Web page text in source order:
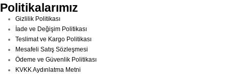
Politikalarımız
Gizlilik Politikası
İade ve Değişim Politikası
Teslimat ve Kargo Politikası
Mesafeli Satış Sözleşmesi
Ödeme ve Güvenlik Politikası
KVKK Aydınlatma Metni